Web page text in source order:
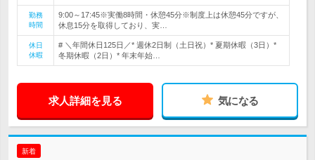
勤務
時間
9:00～17:45※実働8時間・休憩45分※制度上は休憩45分ですが、
休息15分を取得しており、実…
休日
休暇
# ＼年間休日125日／* 週休2日制（土日祝）* 夏期休暇（3日）*
冬期休暇（2日）* 年末年始…
求人詳細を見る 気になる
新着